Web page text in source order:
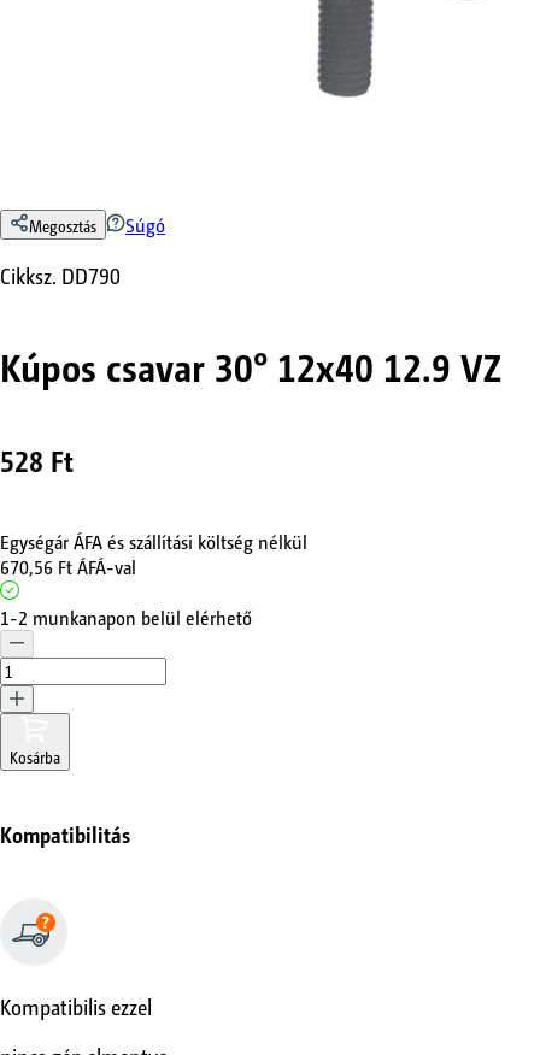
Megosztás Súgó
Cikksz. DD790
Kúpos csavar 30° 12x40 12.9 VZ
528 Ft
Egységár ÁFA és szállítási költség nélkül
670,56 FtÁFÁ-val
1-2 munkanapon belül elérhető
Kosárba
Kompatibilitás
Kompatibilis ezzel